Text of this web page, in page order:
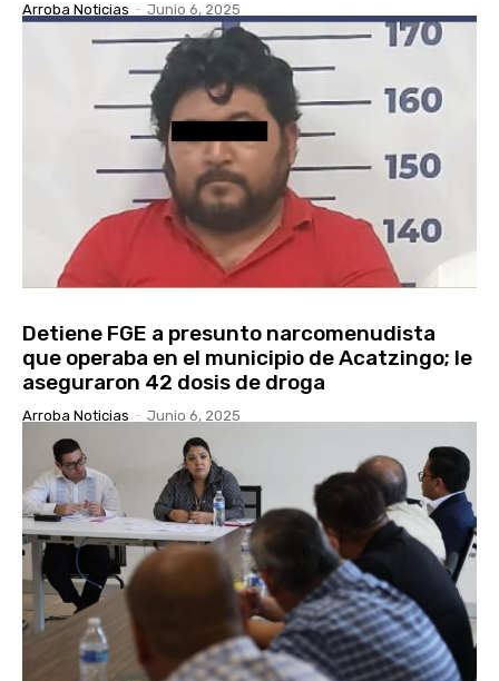
Arroba Noticias - Junio 6, 2025
Detiene FGE a presunto narcomenudista
que operaba en el municipio de Acatzingo; le
aseguraron 42 dosis de droga
Arroba Noticias - Junio 6, 2025